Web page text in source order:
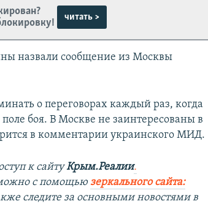
читать >
назвали сообщение из Москвы
о переговорах каждый раз, когда
боя. В Москве не заинтересованы в
в комментарии украинского МИД.
к сайтуКрым.Реалии.
но с помощьюзеркального сайта:
следите за основными новостями в